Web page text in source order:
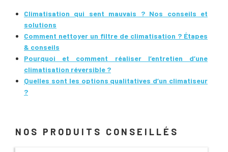
Climatisation qui sent mauvais ? Nos conseils et
solutions
Comment nettoyer un filtre de climatisation ? Étapes
& conseils
Pourquoi et comment réaliser l’entretien d’une
climatisation réversible ?
Quelles sont les options qualitatives d’un climatiseur
?
NOS PRODUITS CONSEILLÉS